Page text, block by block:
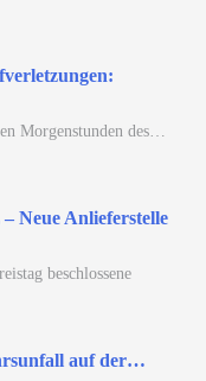
Morgenstunden des…
Neue Anlieferstelle
beschlossene
auf der…